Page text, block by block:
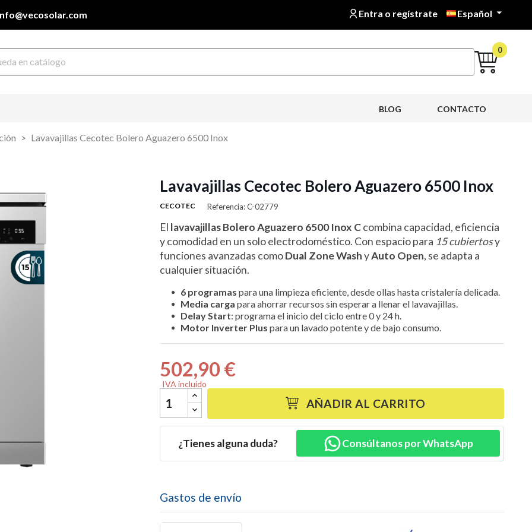
Entra o regístrate Español 
0
CONTACTO
BLOG
Lavavajillas Cecotec Bolero Aguazero 6500 Inox
Lavavajillas Cecotec Bolero Aguazero 6500 Inox
CECOTEC Referencia: C-02779
El lavavajillas Bolero Aguazero 6500 Inox Ccombina capacidad, eficiencia
y comodidad en un solo electrodoméstico. Con espacio para 15 cubiertosy
funciones avanzadas comoDual Zone WashyAuto Open, se adapta a
cualquier situación.
6 programas para una limpieza eficiente, desde ollas hasta cristalería delicada.
Media carga para ahorrar recursos sin esperar a llenar el lavavajillas.
Delay Start: programa el inicio del ciclo entre 0 y 24 h.
Motor Inverter Plus para un lavado potente y de bajo consumo.
502,90 €
IVA incluido
AÑADIR AL CARRITO
¿Tienes alguna duda? Consúltanos por WhatsApp
Gastos de envío